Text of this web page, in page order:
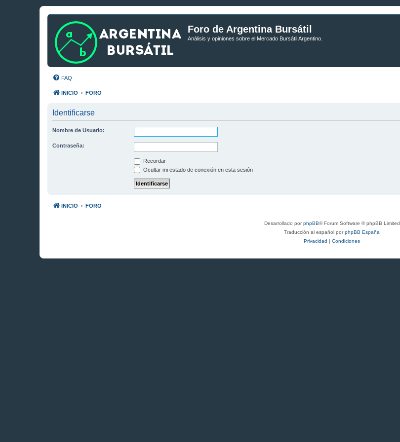
Foro de Argentina Bursátil
Análisis y opiniones sobre el Mercado Bursátil Argentino.
FAQ
INICIO FORO
Identificarse
Nombre de Usuario:
Contraseña:
Recordar
Ocultar mi estado de conexión en esta sesión
INICIO FORO
Desarrollado porphpBB® Forum Software © phpBB Limited
Traducción al español porphpBB España
Privacidad | Condiciones